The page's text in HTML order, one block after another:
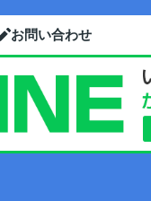
お問い合わせ